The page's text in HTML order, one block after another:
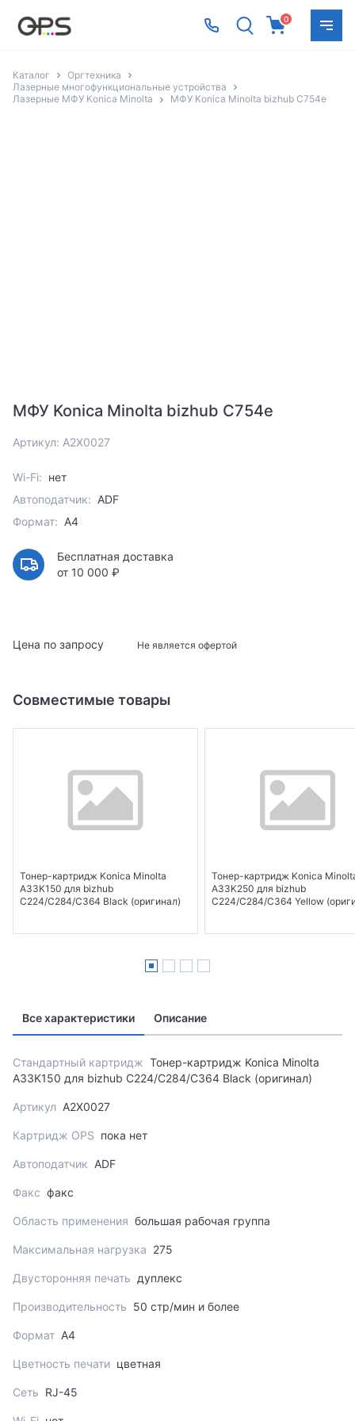
0
Каталог
Оргтехника
Лазерные многофункциональные устройства
Лазерные МФУ Konica Minolta
МФУ Konica Minolta bizhub C754e
МФУ Konica Minolta bizhub C754e
Артикул: A2X0027
Wi-Fi: нет
Автоподатчик: ADF
Формат: A4
Бесплатная доставка
от 10 000 ₽
Цена по запросу Не является офертой
Совместимые товары
Тонер-картридж Konica Minolta
A33K150 для bizhub
C224/C284/C364 Black (оригинал)
Тонер-картридж Konica
A33K250 для bizhub
C224/C284/C364 Yellow
Все характеристики Описание
Стандартный картридж Тонер-картридж Konica Minolta
A33K150 для bizhub C224/C284/C364 Black (оригинал)
Артикул A2X0027
Картридж OPS пока нет
Автоподатчик ADF
Факс факс
Область применения большая рабочая группа
Максимальная нагрузка 275
Двусторонняя печать дуплекс
Производительность 50 стр/мин и более
Формат A4
Цветность печати цветная
Сеть RJ-45